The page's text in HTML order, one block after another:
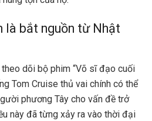
là bắt nguồn từ Nhật
dõi bộ phim “Võ sĩ đạo cuối
Tom Cruise thủ vai chính có thể
phương Tây cho vấn đề trở
này đã từng xảy ra vào thời đại